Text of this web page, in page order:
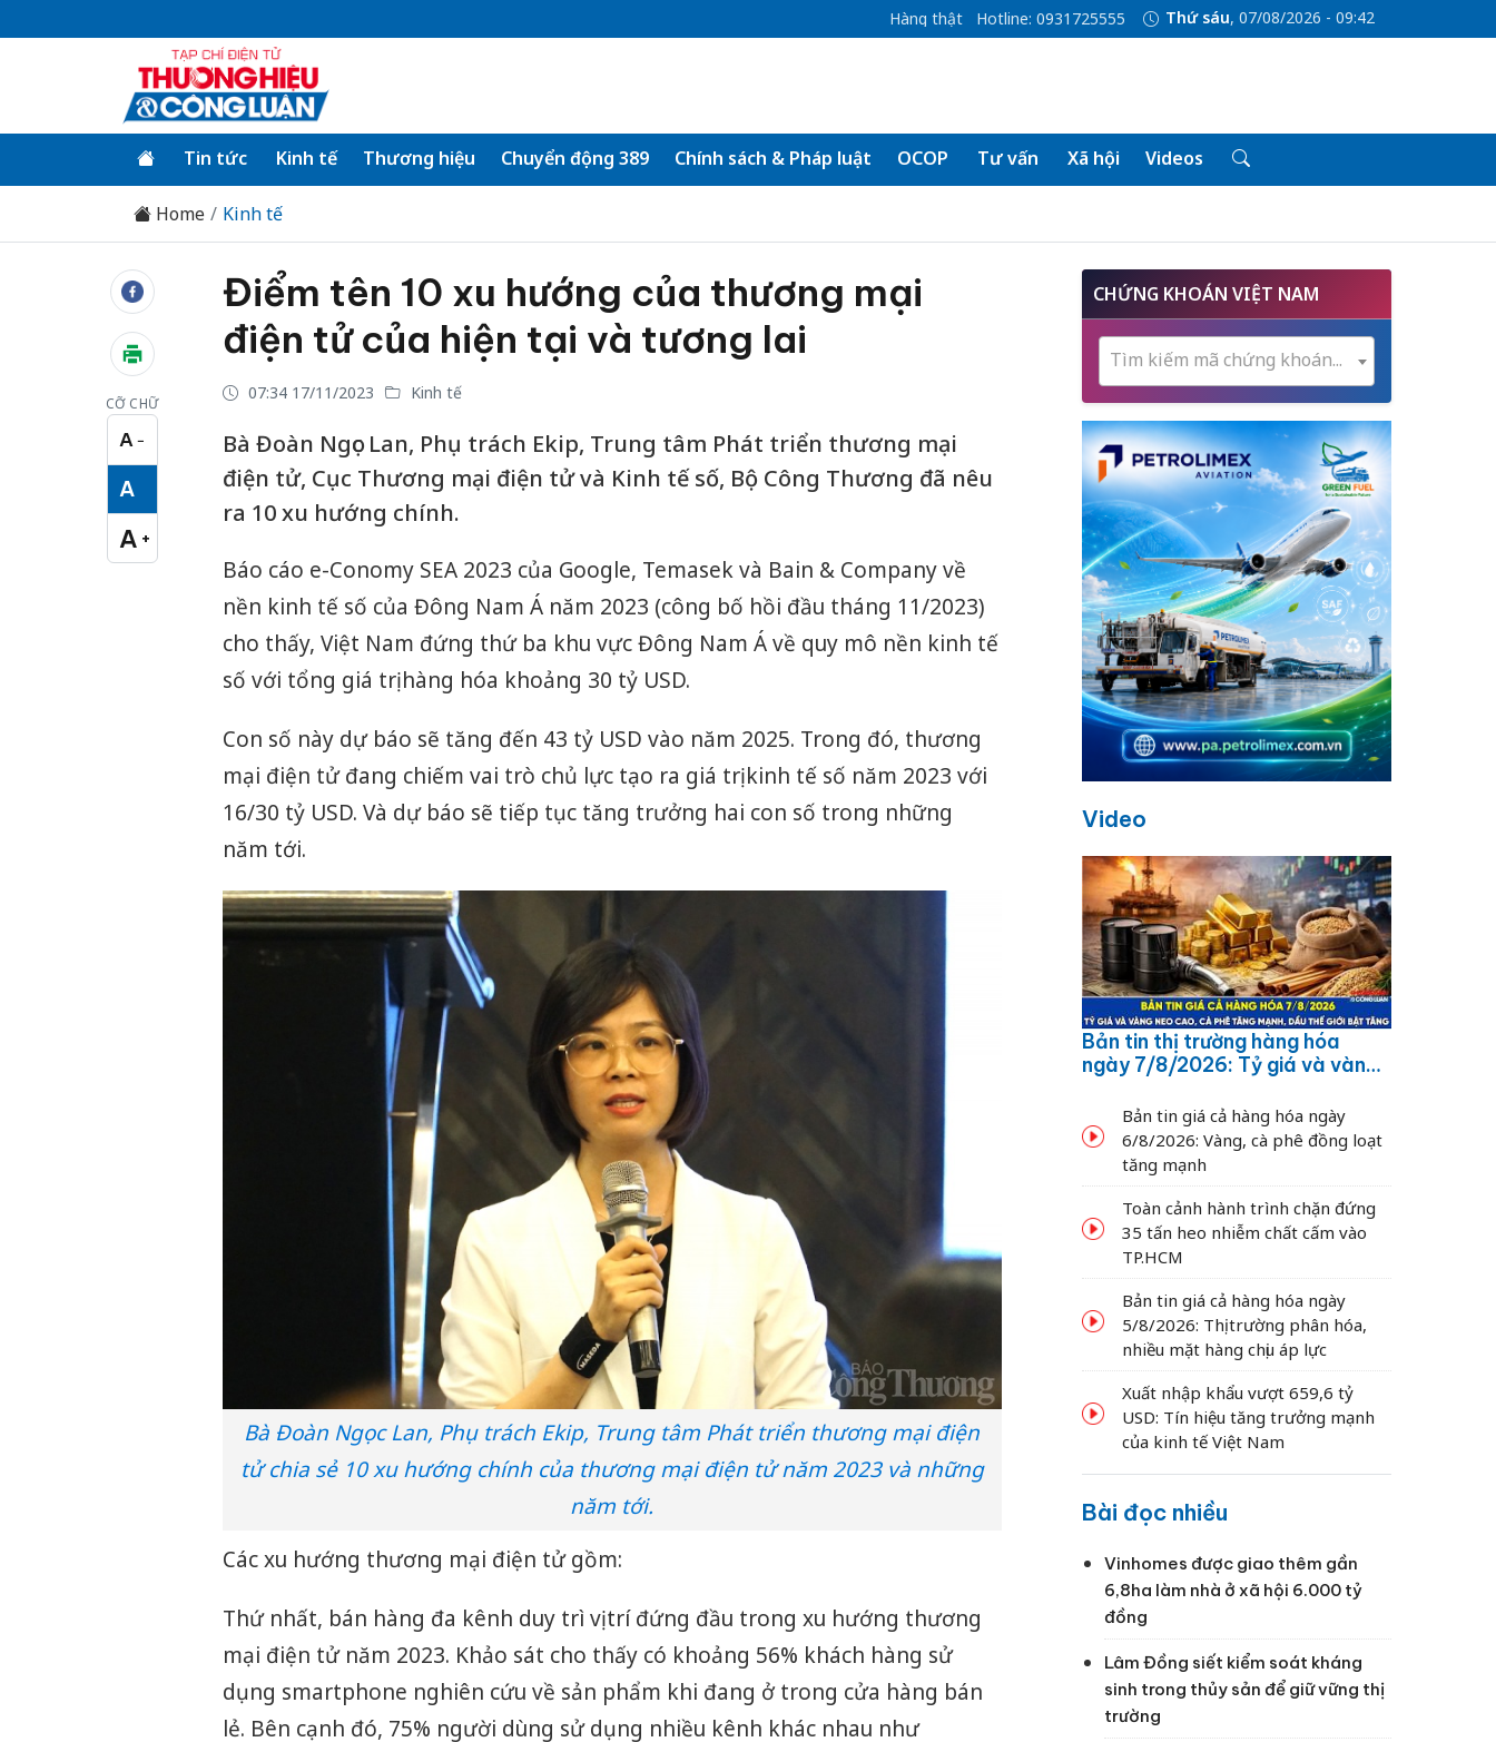
Hàng thật Hotline: 0931725555 Thứ sáu, 07/08/2026 - 09:42
Tin tức Kinh tế Thương hiệu Chuyển động 389 Chính sách & Pháp luật OCOP Tư vấn Xã hội Videos
Home Kinh tế
CỠ CHỮ
A −
Cỡ chữ nhỏ
A
Cỡ chữ vừa
A +
Cỡ chữ lớn
Điểm tên 10 xu hướng của thương mại
điện tử của hiện tại và tương lai
07:34 17/11/2023 Kinh tế
Bà Đoàn Ngọc Lan, Phụ trách Ekip, Trung tâm Phát triển thương mại
điện tử, Cục Thương mại điện tử và Kinh tế số, Bộ Công Thương đã nêu
ra 10 xu hướng chính.
Báo cáo e-Conomy SEA 2023 của Google, Temasek và Bain & Company về
nền kinh tế số của Đông Nam Á năm 2023 (công bố hồi đầu tháng 11/2023)
cho thấy, Việt Nam đứng thứ ba khu vực Đông Nam Á về quy mô nền kinh tế
số với tổng giá trị hàng hóa khoảng 30 tỷ USD.
Con số này dự báo sẽ tăng đến 43 tỷ USD vào năm 2025. Trong đó, thương
mại điện tử đang chiếm vai trò chủ lực tạo ra giá trị kinh tế số năm 2023 với
16/30 tỷ USD. Và dự báo sẽ tiếp tục tăng trưởng hai con số trong những
năm tới.
Bà Đoàn Ngọc Lan, Phụ trách Ekip, Trung tâm Phát triển thương mại điện
tử chia sẻ 10 xu hướng chính của thương mại điện tử năm 2023 và những
năm tới.
Các xu hướng thương mại điện tử gồm:
Thứ nhất, bán hàng đa kênh duy trì vị trí đứng đầu trong xu hướng thương
mại điện tử năm 2023. Khảo sát cho thấy có khoảng 56% khách hàng sử
dụng smartphone nghiên cứu về sản phẩm khi đang ở trong cửa hàng bán
lẻ. Bên cạnh đó, 75% người dùng sử dụng nhiều kênh khác nhau như
CHỨNG KHOÁN VIỆT NAM
Tìm kiếm mã chứng khoán...
Video
Bản tin thị trường hàng hóa
ngày 7/8/2026: Tỷ giá và vàng
dầu thế giới bật tăng
Bản tin giá cả hàng hóa ngày
6/8/2026: Vàng, cà phê đồng loạt
tăng mạnh
Toàn cảnh hành trình chặn đứng
35 tấn heo nhiễm chất cấm vào
TP.HCM
Bản tin giá cả hàng hóa ngày
5/8/2026: Thị trường phân hóa,
nhiều mặt hàng chịu áp lực
Xuất nhập khẩu vượt 659,6 tỷ
USD: Tín hiệu tăng trưởng mạnh
của kinh tế Việt Nam
Bài đọc nhiều
Vinhomes được giao thêm gần
6,8ha làm nhà ở xã hội 6.000 tỷ
đồng
Lâm Đồng siết kiểm soát kháng
sinh trong thủy sản để giữ vững thị
trường